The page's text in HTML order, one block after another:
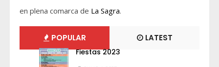
en plena comarca de La Sagra.
POPULAR LATEST
Fiestas 2023